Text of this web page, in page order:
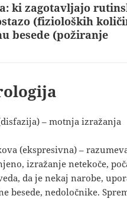
ki zagotavljajo
(fizioloških
besede (požiranje
– motnja izražanja
(ekspresivna) –
izražanje netekoče,
da je nekaj narobe,
besede, nedoločnike.